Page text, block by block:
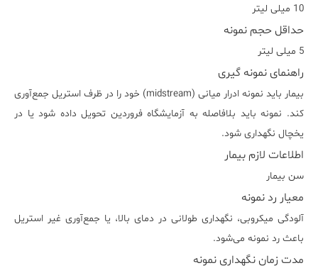
10 میلی لیتر
حداقل حجم نمونه
5 میلی لیتر
راهنمای نمونه گیری
بیمار باید نمونه ادرار میانی (midstream) خود را در ظرف استریل جمع‌آوری
کند. نمونه باید بلافاصله به آزمایشگاه فروردین تحویل داده شود یا در
یخچال نگهداری شود.
اطلاعات لازم بیمار
سن بیمار
معیار رد نمونه
آلودگی میکروبی، نگهداری طولانی در دمای بالا، یا جمع‌آوری غیر استریل
باعث رد نمونه می‌شود.
مدت زمان نگهداری نمونه